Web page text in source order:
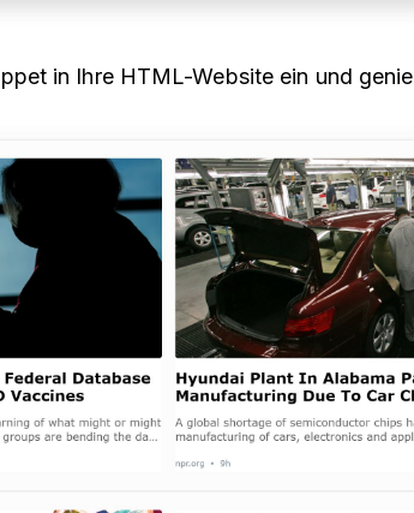
in Ihre HTML-Website ein und